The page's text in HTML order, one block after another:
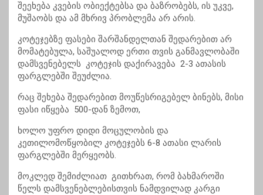
შეეხება კვების ობიექტებსა და ბაზრობებს, ის უკვე,
მუშაობს და ამ მხრივ პრობლემა არ არის.
კოტეჯებზე ფასები შარშანდელთან შედარებით არ
მომატებულა, საშუალოდ ერთი თვის განმავლობაში
დამსვენებელს კოტეჯის დაქირავება 2-3 ათასის
ფარგლებში შეუძლია.
რაც შეხება შედარებით მოუწესრიგებელ ბინებს, მისი
ფასი იწყება 500-დან ზემოთ,
ხოლო უფრო დიდი მოცულობის და
კეთილომოწყობილ კოტეჯებს 6-8 ათასი ლარის
ფარგლებში მერყეობს.
მოკლედ შემიძლიათ გითხრათ, რომ ბახმაროში
წელს დამსვენებლებისთვის ნამდვილად კარგი